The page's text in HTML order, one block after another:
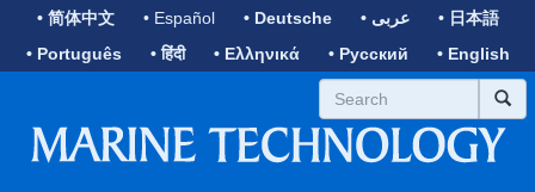
• 简体中文 • Español • Deutsche • عربى
• 日本語
• Português
• हिंदी • Ελληνικά • Русский • English